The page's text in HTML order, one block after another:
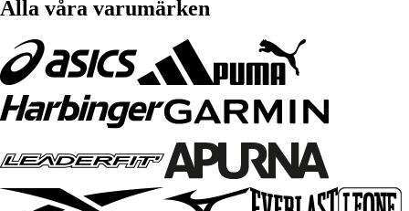
Alla våra varumärken